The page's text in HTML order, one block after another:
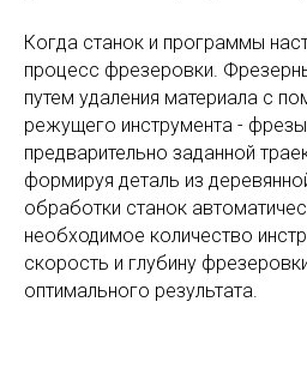
Когда станок и программы
процесс фрезеровки.
путем удаления материала с
режущего инструмента -
предварительно заданной
формируя деталь из
обработки станок
необходимое количество
скорость и глубину
оптимального результата.